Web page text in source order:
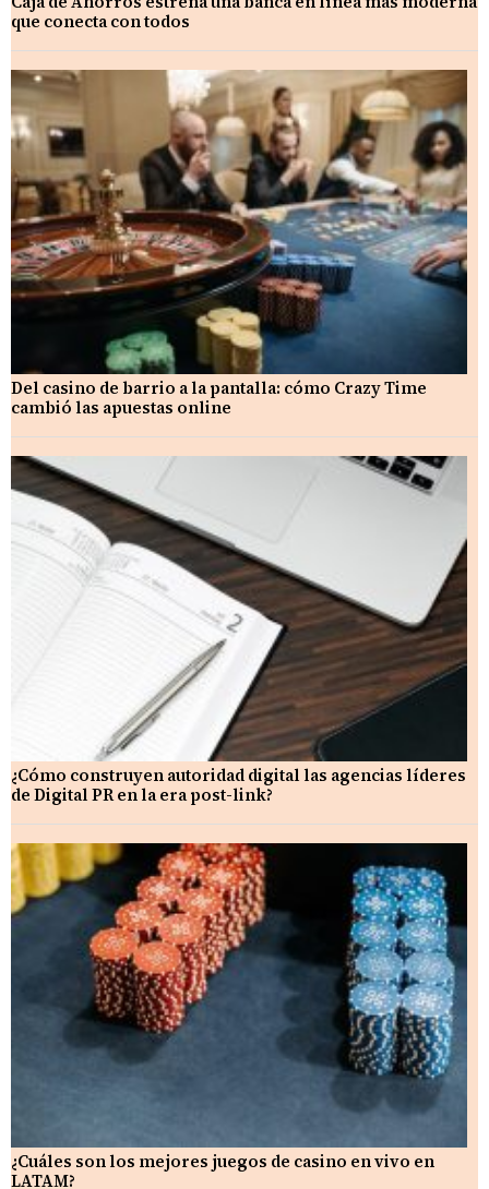
que conecta con todos
Del casino de barrio a la pantalla: cómo Crazy Time
cambió las apuestas online
¿Cómo construyen autoridad digital las agencias líderes
de Digital PR en la era post-link?
¿Cuáles son los mejores juegos de casino en vivo en
LATAM?